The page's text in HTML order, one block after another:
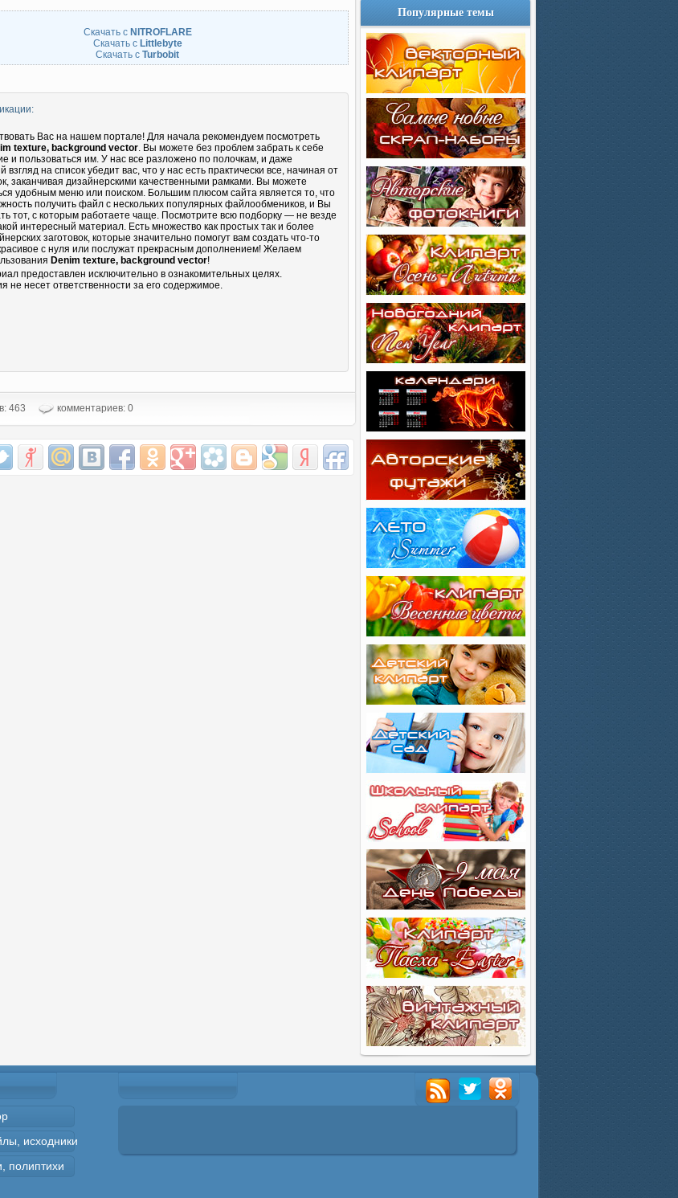
Скачать с NITROFLARE
Скачать с Littlebyte
Скачать с Turbobit
Вас на нашем портале! Для начала рекомендуем посмотреть
texture, background vector. Вы можете без проблем забрать к себе
и пользоваться им. У нас все разложено по полочкам, и даже
взгляд на список убедит вас, что у нас есть практически все, начиная от
заканчивая дизайнерскими качественными рамками. Вы можете
удобным меню или поиском. Большим плюсом сайта является то, что
получить файл с нескольких популярных файлообмеников, и Вы
тот, с которым работаете чаще. Посмотрите всю подборку — не везде
интересный материал. Есть множество как простых так и более
заготовок, которые значительно помогут вам создать что-то
с нуля или послужат прекрасным дополнением! Желаем
Denim texture, background vector!
предоставлен исключительно в ознакомительных целях.
не несет ответственности за его содержимое.
463
комментариев: 0
Популярные темы
исходники
полиптихи